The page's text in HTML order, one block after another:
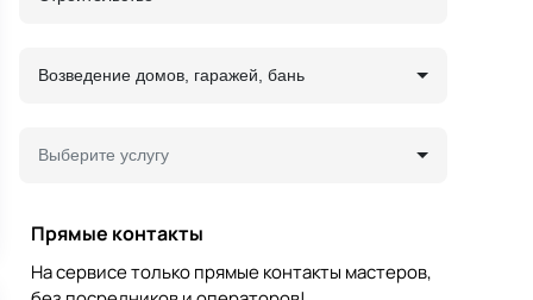
Возведение домов, гаражей, бань
Выберите услугу
Прямые контакты
На сервисе только прямые контакты мастеров,